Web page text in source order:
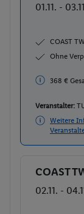
01.11. -
COAST
Ohne
368 €
Veranstalter:
Weitere
Buchen
COAST
02.11. -